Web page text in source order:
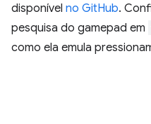
disponível no GitHub.
pesquisa do gamepad em
como ela emula